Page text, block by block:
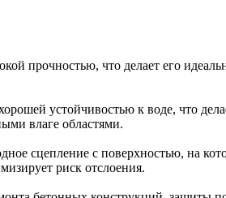
прочностью, что делает его
устойчивостью к воде, что
влаге областями.
сцепление с поверхностью, на
риск отслоения.